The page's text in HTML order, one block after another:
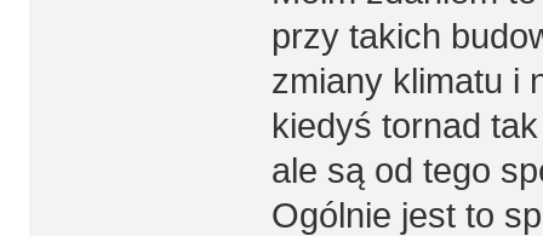
przy takich
zmiany klimatu i
kiedyś tornad
ale są od tego
Ogólnie jest to